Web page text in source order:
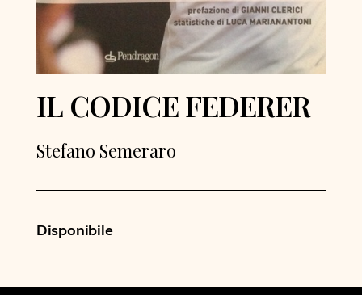
IL CODICE FEDERER
Stefano Semeraro
Disponibile